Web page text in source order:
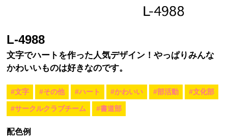
L-4988
文字でハートを作った人気デザイン！やっぱりみんな
かわいいものは好きなのです。
#文字 #その他 #ハート #かわいい #部活動 #文化部
#サークルクラブチーム #書道部
配色例